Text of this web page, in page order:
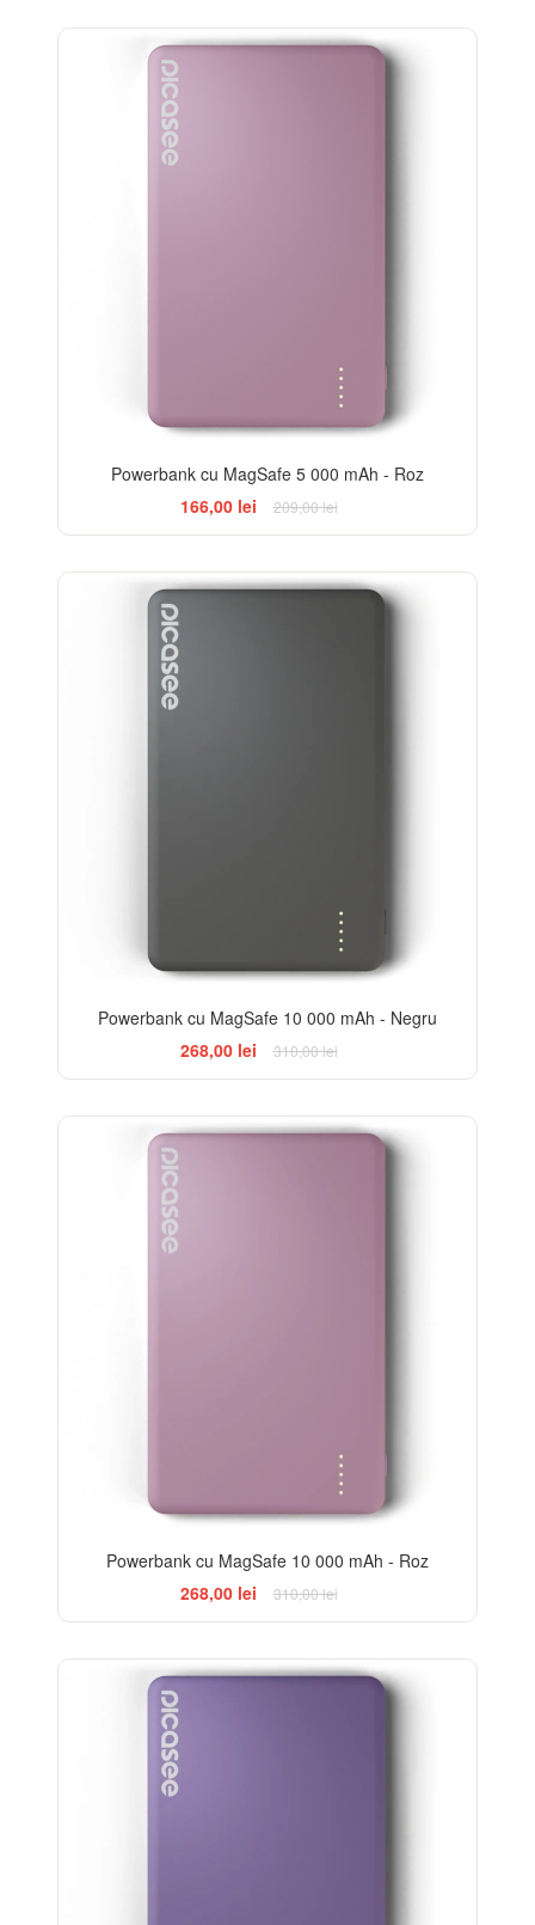
Powerbank cu MagSafe 5 000 mAh - Roz
166,00 lei
209,00 lei
Powerbank cu MagSafe 10 000 mAh - Negru
268,00 lei
310,00 lei
Powerbank cu MagSafe 10 000 mAh - Roz
268,00 lei
310,00 lei